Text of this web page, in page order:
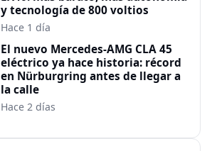
y tecnología de 800 voltios
Hace 1 día
El nuevo Mercedes-AMG CLA 45
eléctrico ya hace historia: récord
en Nürburgring antes de llegar a
la calle
Hace 2 días